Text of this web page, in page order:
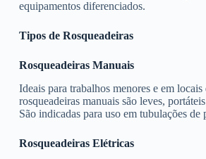
equipamentos diferenciados.
Tipos de Rosqueadeiras
Rosqueadeiras Manuais
Ideais para trabalhos menores e em
rosqueadeiras manuais são leves,
São indicadas para uso em tubulações de
Rosqueadeiras Elétricas